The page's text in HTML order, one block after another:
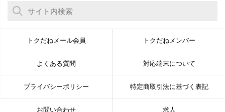
トクだねメール会員 トクだねメンバー
よくある質問 対応端末について
プライバシーポリシー 特定商取引法に基づく表記
お問い合わせ 求人